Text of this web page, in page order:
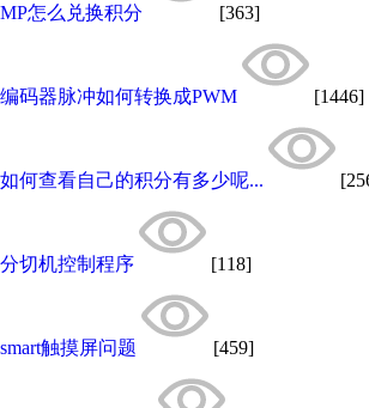
MP怎么兑换积分 [363]
编码器脉冲如何转换成PWM [1446]
如何查看自己的积分有多少呢...
分切机控制程序 [118]
smart触摸屏问题 [459]